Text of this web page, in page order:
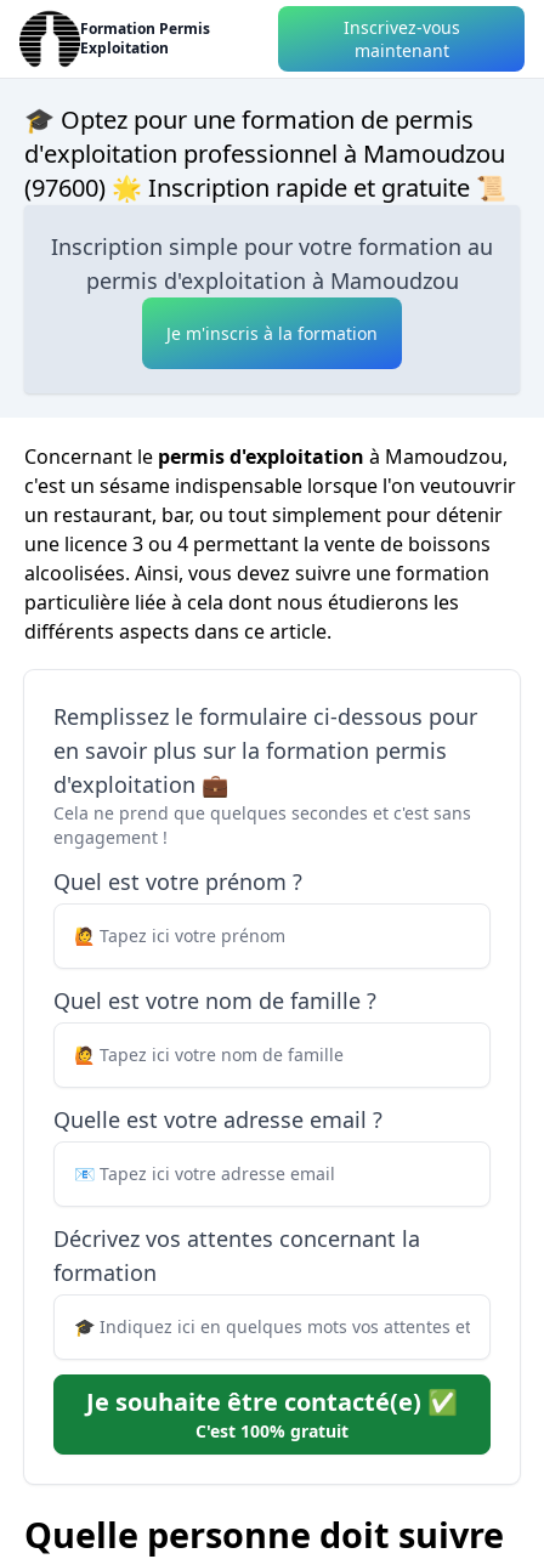
Formation Permis
Exploitation
Inscrivez-vous
maintenant
🎓 Optez pour une formation de permis
d'exploitation professionnel à Mamoudzou
(97600) 🌟 Inscription rapide et gratuite 📜
Inscription simple pour votre formation au
permis d'exploitation à Mamoudzou
Je m'inscris à la formation
Concernant le permis d'exploitation à Mamoudzou,
c'est un sésame indispensable lorsque l'on veutouvrir
un restaurant, bar, ou tout simplement pour détenir
une licence 3 ou 4 permettant la vente de boissons
alcoolisées. Ainsi, vous devez suivre une formation
particulière liée à cela dont nous étudierons les
différents aspects dans ce article.
Remplissez le formulaire ci-dessous pour
en savoir plus sur la formation permis
d'exploitation 💼
Cela ne prend que quelques secondes et c'est sans
engagement !
Quel est votre prénom ?
Quel est votre nom de famille ?
Quelle est votre adresse email ?
Décrivez vos attentes concernant la
formation
Je souhaite être contacté(e) ✅
C'est 100% gratuit
Quelle personne doit suivre